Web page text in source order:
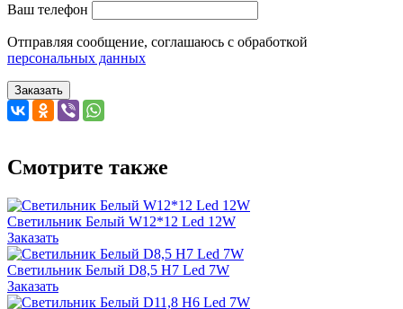
Ваш телефон
Отправляя сообщение, соглашаюсь с обработкой
персональных данных
Заказать
Смотрите также
Светильник Белый W12*12 Led 12W
Заказать
Светильник Белый D8,5 H7 Led 7W
Заказать